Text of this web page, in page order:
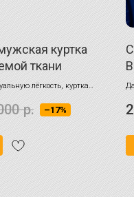
куртка
ткани
лёгкость, куртка
закрывает полы
бизнес-стиля.
р. –17%